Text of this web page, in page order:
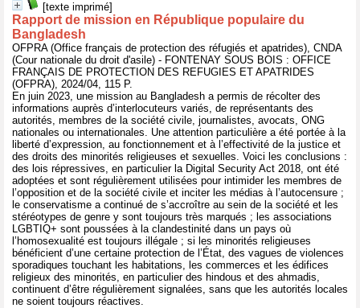
[texte imprimé]
Rapport de mission en République populaire du
Bangladesh
OFPRA (Office français de protection des réfugiés et apatrides), CNDA
(Cour nationale du droit d'asile) - FONTENAY SOUS BOIS : OFFICE
FRANÇAIS DE PROTECTION DES REFUGIES ET APATRIDES
(OFPRA), 2024/04, 115 P.
En juin 2023, une mission au Bangladesh a permis de récolter des
informations auprès d’interlocuteurs variés, de représentants des
autorités, membres de la société civile, journalistes, avocats, ONG
nationales ou internationales. Une attention particulière a été portée à la
liberté d’expression, au fonctionnement et à l’effectivité de la justice et
des droits des minorités religieuses et sexuelles. Voici les conclusions :
des lois répressives, en particulier la Digital Security Act 2018, ont été
adoptées et sont régulièrement utilisées pour intimider les membres de
l’opposition et de la société civile et inciter les médias à l’autocensure ;
le conservatisme a continué de s’accroître au sein de la société et les
stéréotypes de genre y sont toujours très marqués ; les associations
LGBTIQ+ sont poussées à la clandestinité dans un pays où
l’homosexualité est toujours illégale ; si les minorités religieuses
bénéficient d’une certaine protection de l’État, des vagues de violences
sporadiques touchant les habitations, les commerces et les édifices
religieux des minorités, en particulier des hindous et des ahmadis,
continuent d’être régulièrement signalées, sans que les autorités locales
ne soient toujours réactives.